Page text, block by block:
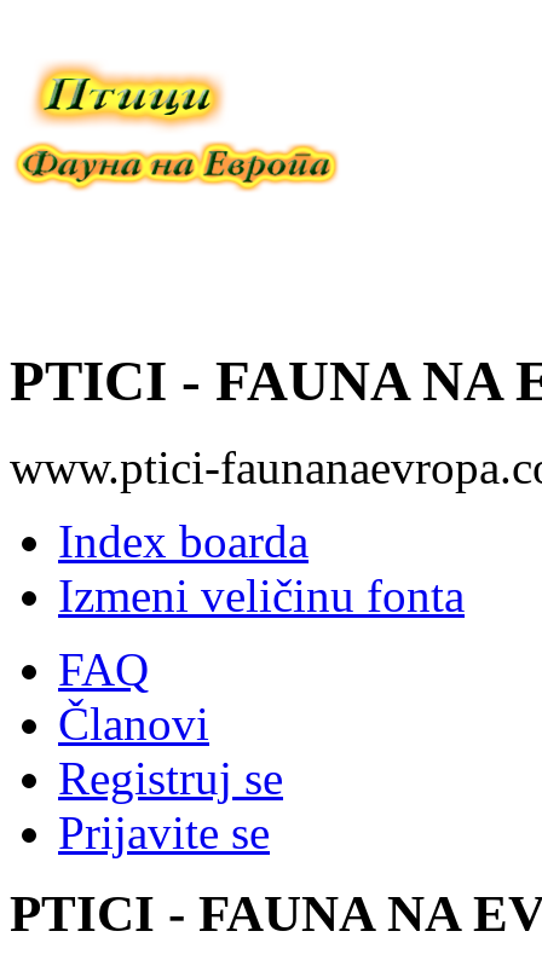
PTICI - FAUNA NA
www.ptici-
Index boarda
Izmeni veličinu fonta
FAQ
Članovi
Registruj se
Prijavite se
PTICI - FAUNA NA